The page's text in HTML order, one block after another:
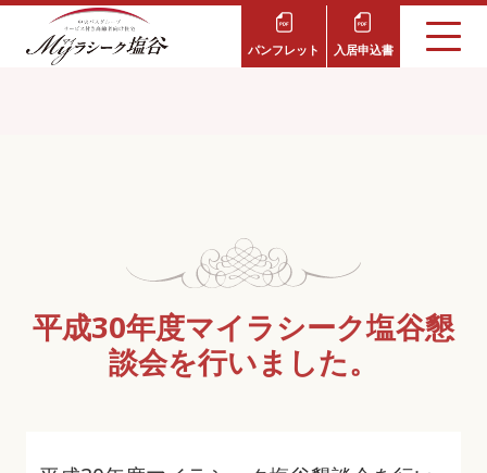
パンフレット 入居申込書
平成30年度マイラシーク塩谷懇
談会を行いました。